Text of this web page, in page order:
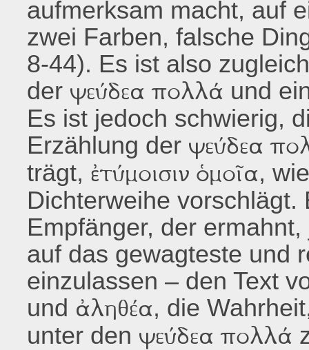
aufmerksam macht, auf
zwei Farben, falsche
8-44). Es ist also
der ψεύδεα πολλά und
Es ist jedoch schwierig,
Erzählung der ψεύδεα
trägt, ἐτύμοισιν ὁμοῖα,
Dichterweihe
Empfänger, der
auf das gewagteste und
einzulassen – den Text
und ἀληθέα, die
unter den ψεύδεα πολλά